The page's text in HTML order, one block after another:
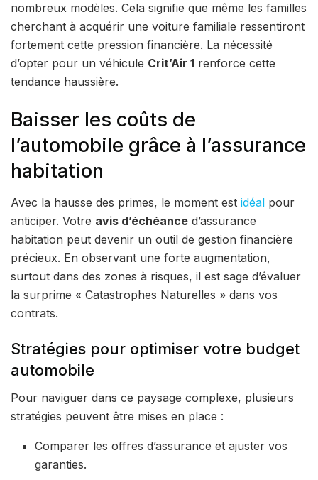
nombreux modèles. Cela signifie que même les familles
cherchant à acquérir une voiture familiale ressentiront
fortement cette pression financière. La nécessité
d’opter pour un véhicule Crit’Air 1 renforce cette
tendance haussière.
Baisser les coûts de
l’automobile grâce à l’assurance
habitation
Avec la hausse des primes, le moment est idéal pour
anticiper. Votre avis d’échéance d’assurance
habitation peut devenir un outil de gestion financière
précieux. En observant une forte augmentation,
surtout dans des zones à risques, il est sage d’évaluer
la surprime « Catastrophes Naturelles » dans vos
contrats.
Stratégies pour optimiser votre budget
automobile
Pour naviguer dans ce paysage complexe, plusieurs
stratégies peuvent être mises en place :
Comparer les offres d’assurance et ajuster vos
garanties.